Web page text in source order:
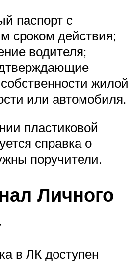
паспорт с
сроком действия;
водителя;
жилой
или автомобиля.
пластиковой
справка о
поручители.
Личного
в ЛК доступен